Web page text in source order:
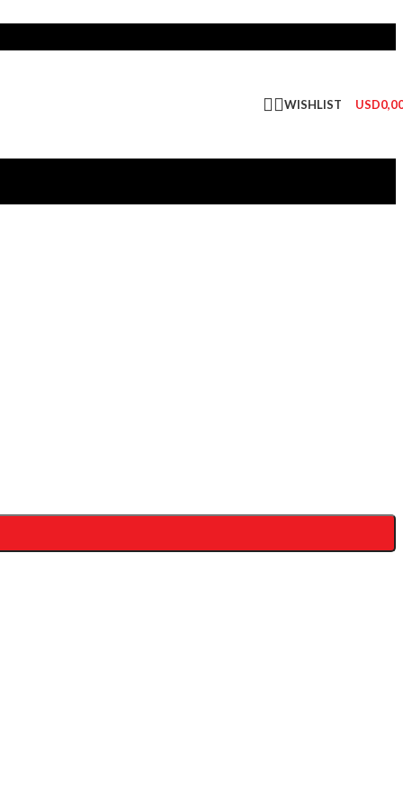
WISHLIST USD